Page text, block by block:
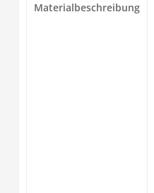
Materialbeschreibung